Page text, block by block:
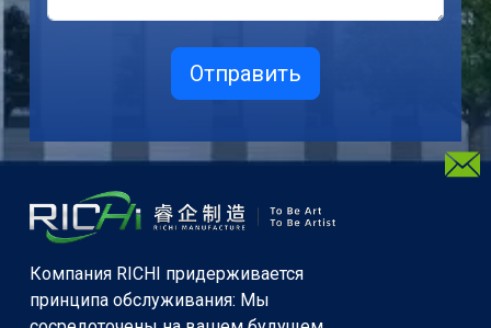
Компания RICHI придерживается
принципа обслуживания: Мы